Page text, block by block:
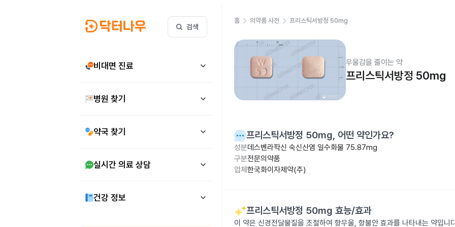
검색
비대면 진료
병원 찾기
약국 찾기
실시간 의료 상담
건강 정보
홈 의약품 사전 프리스틱서방정 50mg
우울감을 줄이는 약
프리스틱서방정 50mg
프리스틱서방정 50mg, 어떤 약인가요?
성분데스벤라팍신 숙신산염 일수화물 75.87mg
구분전문의약품
업체 한국화이자제약(주)
프리스틱서방정 50mg 효능/효과
이 약은 신경전달물질을 조절하여 항우울, 항불안 효과를 나타내는 약입니